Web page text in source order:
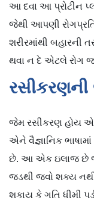
આ દવા આ પ્રોટીન
જેથી આપણી
શરીરમાંથી
થવા ન દે એટલે રોગ
જેમ રસીકરણ હોય એ
એને વૈજ્ઞાનિક ભાષામાં
છે. આ એક ઇલાજ છે
જડથી જવો શક્ય
શકાય કે ગતિ ધીમી